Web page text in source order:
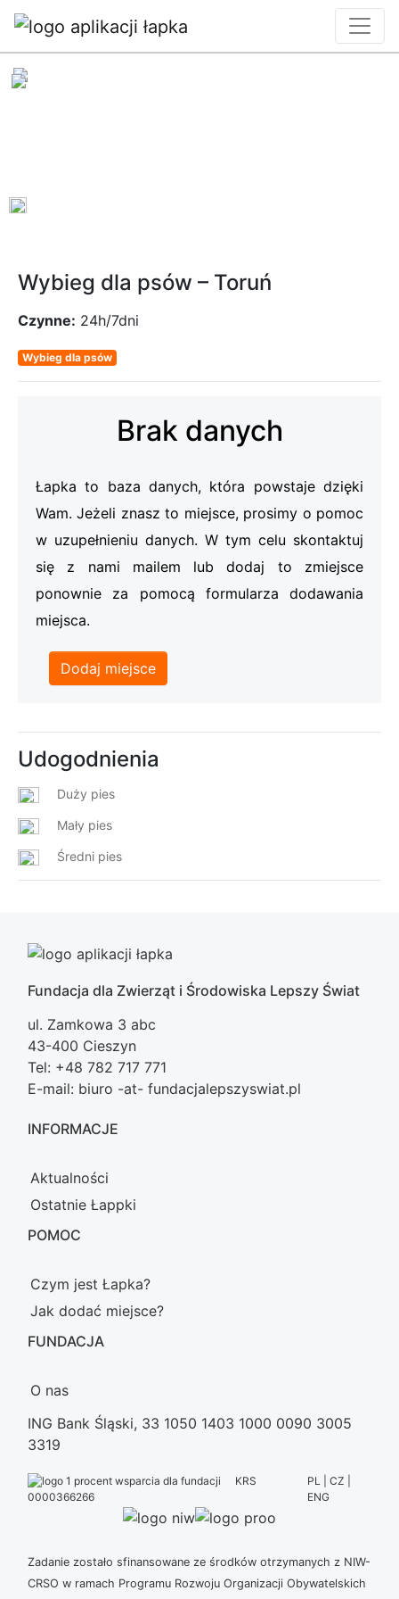
Wybieg dla psów – Toruń
Czynne: 24h/7dni
Wybieg dla psów
Brak danych
Łapka to baza danych, która powstaje dzięki
Wam. Jeżeli znasz to miejsce, prosimy o pomoc
w uzupełnieniu danych. W tym celu skontaktuj
się z nami mailem lub dodaj to zmiejsce
ponownie za pomocą formularza dodawania
miejsca.
Dodaj miejsce
Udogodnienia
Duży pies
Mały pies
Średni pies
Fundacja dla Zwierząt i Środowiska Lepszy Świat
ul. Zamkowa 3 abc
43-400 Cieszyn
Tel: +48 782 717 771
E-mail: biuro -at- fundacjalepszyswiat.pl
INFORMACJE
Aktualności
Ostatnie Łappki
POMOC
Czym jest Łapka?
Jak dodać miejsce?
FUNDACJA
O nas
ING Bank Śląski, 33 1050 1403 1000 0090 3005
3319
KRS
0000366266
PL | CZ |
ENG
Zadanie zostało sfinansowane ze środków otrzymanych z NIW-
CRSO w ramach Programu Rozwoju Organizacji Obywatelskich